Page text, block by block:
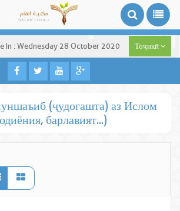
In : Wednesday 28 October 2020 Тоҷикӣ
(ҷудогашта) аз Ислом
барлавият...)